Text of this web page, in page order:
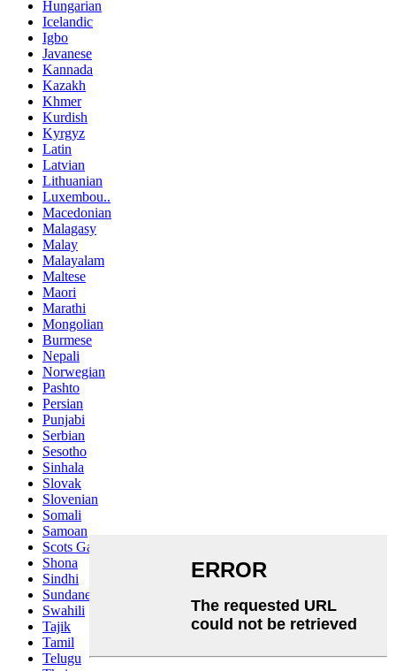
Hungarian
Icelandic
Igbo
Javanese
Kannada
Kazakh
Khmer
Kurdish
Kyrgyz
Latin
Latvian
Lithuanian
Luxembou..
Macedonian
Malagasy
Malay
Malayalam
Maltese
Maori
Marathi
Mongolian
Burmese
Nepali
Norwegian
Pashto
Persian
Punjabi
Serbian
Sesotho
Sinhala
Slovak
Slovenian
Somali
Samoan
Scots Gaelic
Shona
Sindhi
Sundanese
Swahili
Tajik
Tamil
Telugu